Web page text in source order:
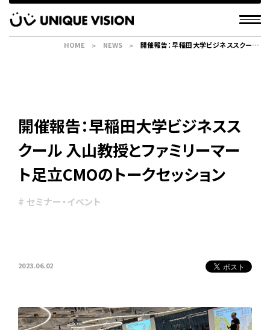
開催報告：早稲田大学ビジネスス
クール 入山教授とファミリーマー
ト足立CMOのトークセッション
# セミナー・イベント
2023.06.02
HOME NEWS
開催報告：早稲田大学ビジネススクール